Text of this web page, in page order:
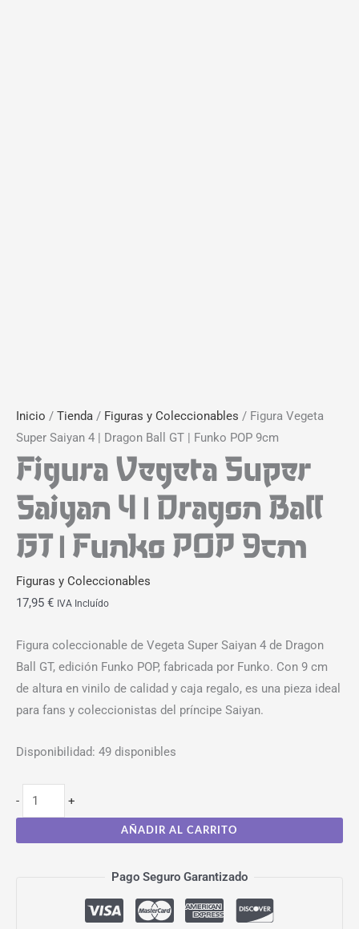
Inicio / Tienda / Figuras y Coleccionables / Figura Vegeta
Super Saiyan 4 | Dragon Ball GT | Funko POP 9cm
Figura Vegeta Super
Saiyan 4 | Dragon Ball
GT | Funko POP 9cm
Figuras y Coleccionables
17,95 € IVA Incluído
Figura coleccionable de Vegeta Super Saiyan 4 de Dragon
Ball GT, edición Funko POP, fabricada por Funko. Con 9 cm
de altura en vinilo de calidad y caja regalo, es una pieza ideal
para fans y coleccionistas del príncipe Saiyan.
Disponibilidad: 49 disponibles
- +
AÑADIR AL CARRITO
Pago Seguro Garantizado